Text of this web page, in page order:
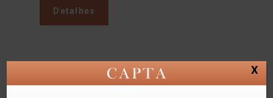
Detalhes
X